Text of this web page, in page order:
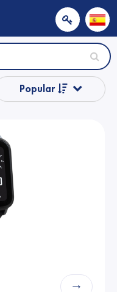
Popular
Nombre
Precio
Precio
→